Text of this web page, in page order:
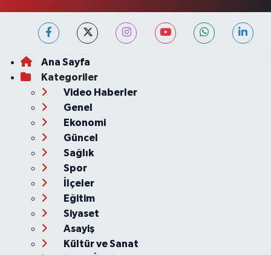
Ana Sayfa
Kategoriler
Video Haberler
Genel
Ekonomi
Güncel
Sağlık
Spor
İlçeler
Eğitim
Siyaset
Asayiş
Kültür ve Sanat